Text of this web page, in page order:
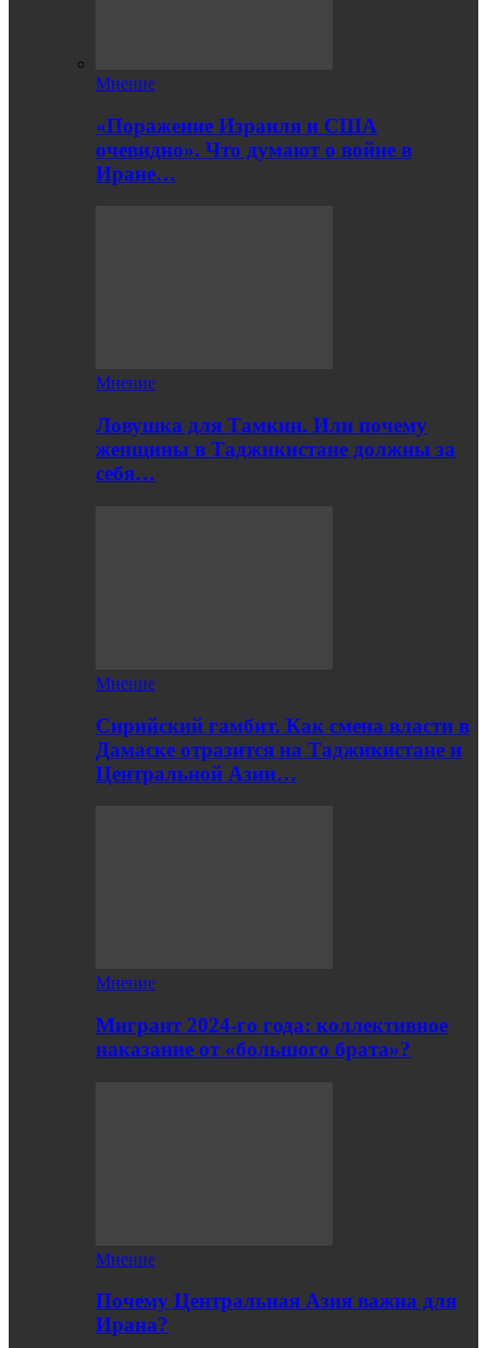
Мнение
«Поражение Израиля и США
очевидно». Что думают о войне в
Иране…
Мнение
Ловушка для Тамкин. Или почему
женщины в Таджикистане должны за
себя…
Мнение
Сирийский гамбит. Как смена власти в
Дамаске отразится на Таджикистане и
Центральной Азии…
Мнение
Мигрант 2024-го года: коллективное
наказание от «большого брата»?
Мнение
Почему Центральная Азия важна для
Ирана?